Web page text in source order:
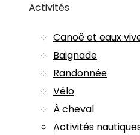
Activités
Canoë et eaux
Baignade
Randonnée
Vélo
À cheval
Activités